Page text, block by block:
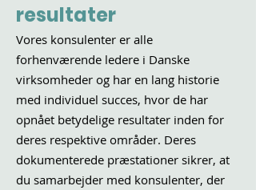
resultater
Vores konsulenter er alle
forhenværende ledere i Danske
virksomheder og har en lang historie
med individuel succes, hvor de har
opnået betydelige resultater inden for
deres respektive områder. Deres
dokumenterede præstationer sikrer, at
du samarbejder med konsulenter, der